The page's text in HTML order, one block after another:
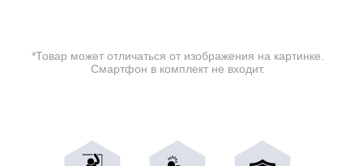
*Товар может отличаться от изображения на картинке.
Смартфон в комплект не входит.